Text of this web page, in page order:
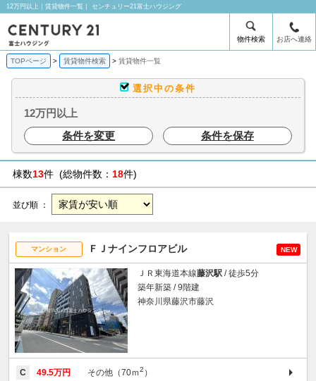
12万円以上｜賃貸物件一覧｜ センチュリー21富士ハウジング
物件検索 お店へ連絡
TOPページ 賃貸物件検索 賃貸物件一覧
選択中の条件
12万円以上
条件を変更
条件を保存
棟数13件 (総物件数： 18件)
並び順 ：
マンション ＦＪナインフロアビル NEW
ＪＲ東海道本線藤沢駅 / 徒歩5分
築年新築 / 9階建
神奈川県藤沢市藤沢
C 49.5万円 その他（70ｍ2 ）